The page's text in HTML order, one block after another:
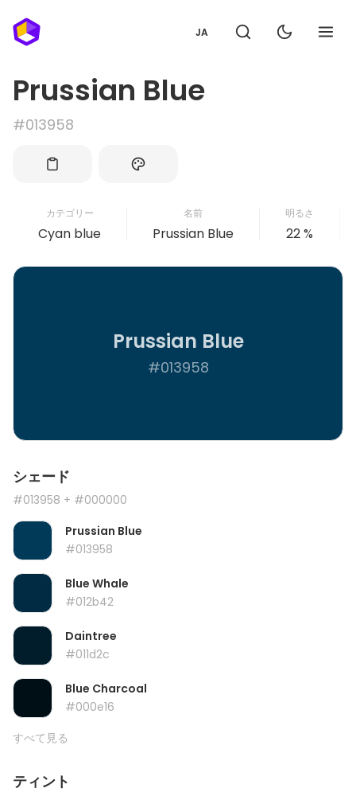
JA
Prussian Blue
#013958
カテゴリー
Cyan blue
名前
Prussian Blue
明るさ
22 %
Prussian Blue
#013958
シェード
#013958 + #000000
Prussian Blue
#013958
Blue Whale
#012b42
Daintree
#011d2c
Blue Charcoal
#000e16
すべて見る
ティント